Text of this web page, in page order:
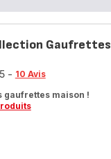
Gaufrettes
- 10 Avis
gaufrettes maison !